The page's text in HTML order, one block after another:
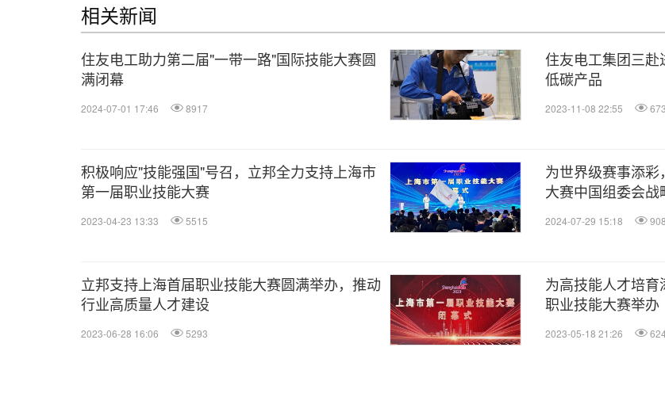
相关新闻
住友电工助力第二届"一带一路"国际技能大赛圆
满闭幕
2024-07-01 17:46 8917
住友电工集团三
低碳产品
2023-11-08 22:55
积极响应"技能强国"号召，立邦全力支持上海市
第一届职业技能大赛
2023-04-23 13:33 5515
为世界级赛事添
大赛中国组委会战
2024-07-29 15:18
立邦支持上海首届职业技能大赛圆满举办，推动
行业高质量人才建设
2023-06-28 16:06 5293
为高技能人才培
职业技能大赛举办
2023-05-18 21:26